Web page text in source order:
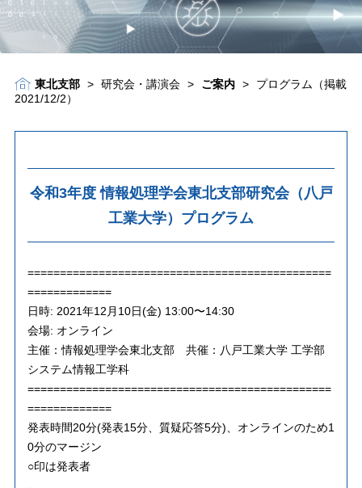
東北支部 > 研究会・講演会 > ご案内 >
プログラム（掲載
2021/12/2）
令和3年度 情報処理学会東北支部研究会（八戸
工業大学）プログラム
===============================================
=============
日時: 2021年12月10日(金) 13:00〜14:30
会場: オンライン
主催：情報処理学会東北支部 共催：八戸工業大学 工学部
システム情報工学科
===============================================
=============
発表時間20分(発表15分、質疑応答5分)、オンラインのため1
0分のマージン
○印は発表者